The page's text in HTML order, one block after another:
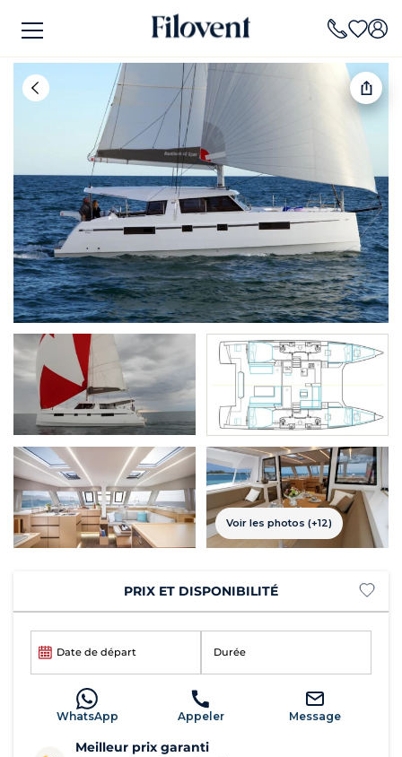
Voir les photos (+12)
PRIX ET DISPONIBILITÉ
Date de départ Durée
WhatsApp Appeler Message
Meilleur prix garanti